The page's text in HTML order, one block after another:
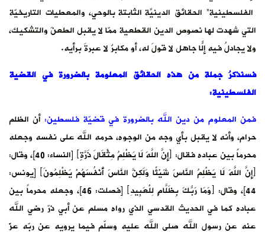
الفلسطينية” الحقائق الدينيّة الثابتة بالوحيِ، والمعطيات التاريخيّة
التي شهدت لها نصوص الدين القطعية ممّا لا يقبل الطعنَ والتشكيك،
ولا يجادلُ فيه إلّا جاهلٌ لا قولَ له، أو مكابرٌ لا عبرةَ برأيه.
فسنذكرُ جملة من هذه الحقائق المعلومة بالضرورة في القضية
الفلسطينية:
فمن المعلوم من دين الله بالضرورة في قضيّة فلسطين: أن الظلم
حرام، وأنه لا يقبل بأي وجه من الوجوه، حرمه الله على نفسه وجعله
محرماً بين عباده فقال: ﴿إِنَّ اللَّهَ لَا يَظْلِمُ مِثْقَالَ ذَرَّةٍ﴾ [النساء: 40]، وقال:
﴿إِنَّ اللَّهَ لَا يَظْلِمُ النَّاسَ شَيْئًا وَلَكِنَّ النَّاسَ أَنْفُسَهُمْ يَظْلِمُونَ﴾ [يونس:
44]، وقال: ﴿وَمَا رَبُّكَ بِظَلَّامٍ لِلْعَبِيدِ﴾ [فصلت: 46]، وجعله محرماً بين
عباده كما في الحديث القدسي الذي رواه مسلم عن أبي ذرّ رضي الله
عنه عن رسول الله صلى الله عليه وسلّم فيما يرويه عن ربّه عزّ